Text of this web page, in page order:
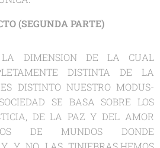
(SEGUNDA PARTE)
LA DIMENSION DE LA CUAL
DISTINTA DE LA
DISTINTO NUESTRO MODUS-
SE BASA SOBRE LOS
DE LA PAZ Y DEL AMOR
DE MUNDOS DONDE